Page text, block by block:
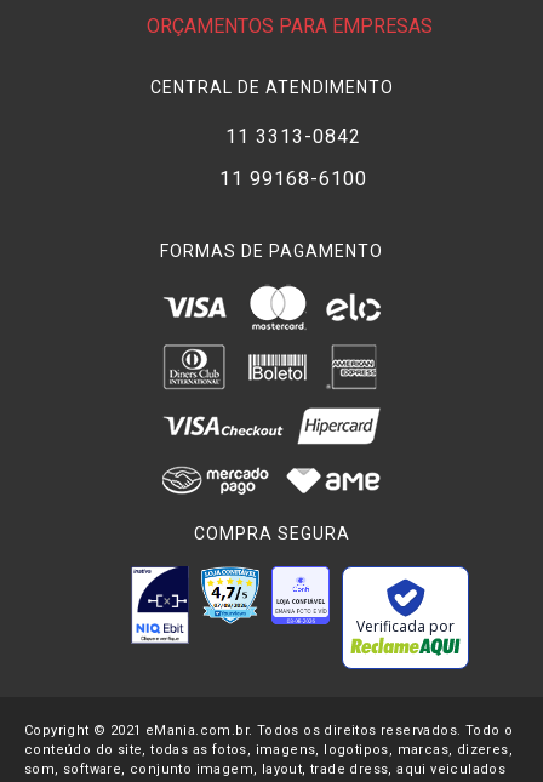
ORÇAMENTOS PARA EMPRESAS
CENTRAL DE ATENDIMENTO
11 3313-0842
11 99168-6100
FORMAS DE PAGAMENTO
COMPRA SEGURA
Verificada por
Copyright © 2021 eMania.com.br. Todos os direitos reservados. Todo o
conteúdo do site, todas as fotos, imagens, logotipos, marcas, dizeres,
som, software, conjunto imagem, layout, trade dress, aqui veiculados